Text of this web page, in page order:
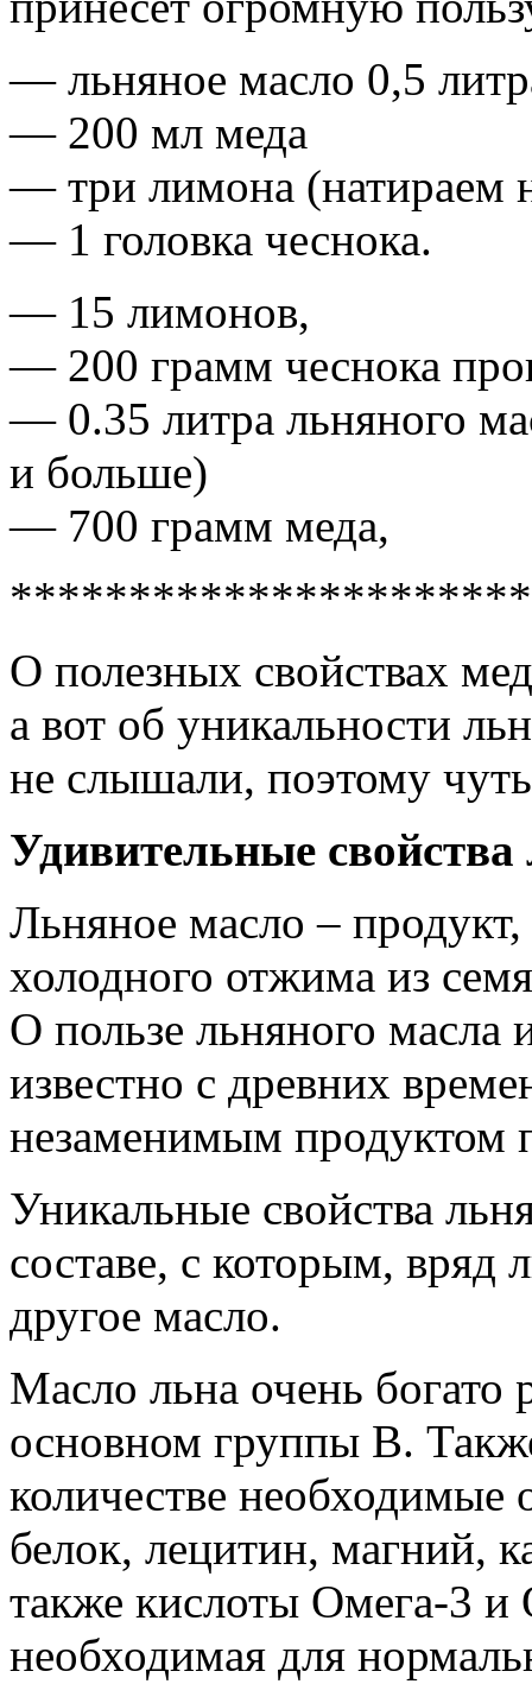
— льняное масло 0,5
— 200 мл меда
— три лимона (натираем
— 1 головка чеснока.
— 15 лимонов,
— 200 грамм чеснока
— 0.35 литра льняного
и больше)
— 700 грамм меда,
О полезных свойствах
а вот об уникальности
не слышали, поэтому
Удивительные
Льняное масло –
холодного отжима из
О пользе льняного масла
известно с древних
незаменимым продуктом
Уникальные свойства
составе, с которым,
другое масло.
Масло льна очень
основном группы В.
количестве необходимые
белок, лецитин, магний,
также кислоты Омега-3
необходимая для